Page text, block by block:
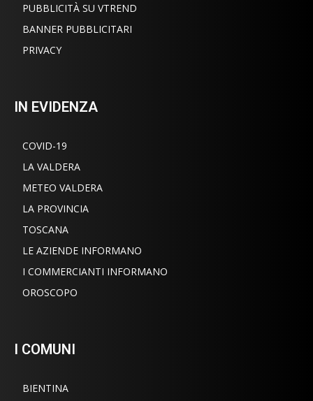
PUBBLICITÀ SU VTREND
BANNER PUBBLICITARI
PRIVACY
IN EVIDENZA
COVID-19
LA VALDERA
METEO VALDERA
LA PROVINCIA
TOSCANA
LE AZIENDE INFORMANO
I COMMERCIANTI INFORMANO
OROSCOPO
I COMUNI
BIENTINA